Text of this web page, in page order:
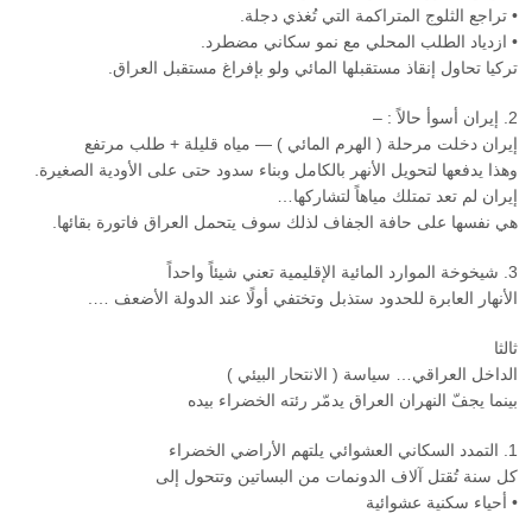
• تراجع الثلوج المتراكمة التي تُغذي دجلة.
• ازدياد الطلب المحلي مع نمو سكاني مضطرد.
تركيا تحاول إنقاذ مستقبلها المائي ولو بإفراغ مستقبل العراق.
2. إيران أسوأ حالاً : –
إيران دخلت مرحلة ( الهرم المائي ) — مياه قليلة + طلب مرتفع
وهذا يدفعها لتحويل الأنهر بالكامل وبناء سدود حتى على الأودية الصغيرة.
إيران لم تعد تمتلك مياهاً لتشاركها…
هي نفسها على حافة الجفاف لذلك سوف يتحمل العراق فاتورة بقائها.
3. شيخوخة الموارد المائية الإقليمية تعني شيئاً واحداً
الأنهار العابرة للحدود ستذبل وتختفي أولًا عند الدولة الأضعف ….
ثالثا
الداخل العراقي… سياسة ( الانتحار البيئي )
بينما يجفّ النهران العراق يدمّر رئته الخضراء بيده
1. التمدد السكاني العشوائي يلتهم الأراضي الخضراء
كل سنة تُقتل آلاف الدونمات من البساتين وتتحول إلى
• أحياء سكنية عشوائية